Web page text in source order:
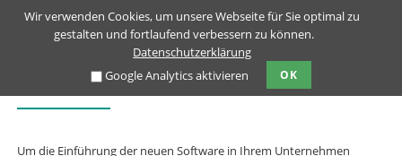
SOFTWAREEINFÜHRUNG
Um die Einführung der neuen Software in Ihrem Unternehmen
Wir verwenden Cookies, um unsere Webseite für Sie optimal zu
gestalten und fortlaufend verbessern zu können.
Datenschutzerklärung
Google Analytics aktivieren
OK